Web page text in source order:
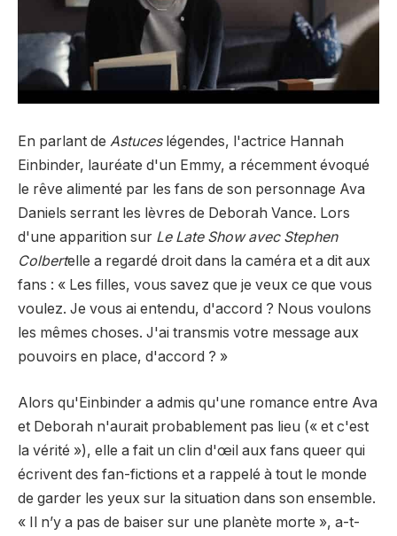
En parlant de Astuceslégendes, l'actrice Hannah
Einbinder, lauréate d'un Emmy, a récemment évoqué
le rêve alimenté par les fans de son personnage Ava
Daniels serrant les lèvres de Deborah Vance. Lors
d'une apparition sur Le Late Show avec Stephen
Colbertelle a regardé droit dans la caméra et a dit aux
fans : « Les filles, vous savez que je veux ce que vous
voulez. Je vous ai entendu, d'accord ? Nous voulons
les mêmes choses. J'ai transmis votre message aux
pouvoirs en place, d'accord ? »
Alors qu'Einbinder a admis qu'une romance entre Ava
et Deborah n'aurait probablement pas lieu (« et c'est
la vérité »), elle a fait un clin d'œil aux fans queer qui
écrivent des fan-fictions et a rappelé à tout le monde
de garder les yeux sur la situation dans son ensemble.
« Il n’y a pas de baiser sur une planète morte », a-t-